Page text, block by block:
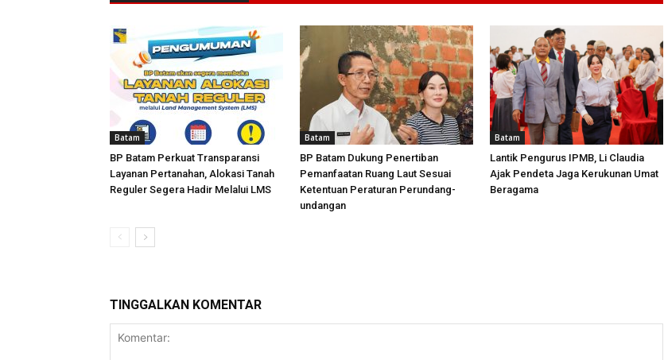
Batam
BP Batam Perkuat Transparansi
Layanan Pertanahan, Alokasi Tanah
Reguler Segera Hadir Melalui LMS
Batam
BP Batam Dukung Penertiban
Pemanfaatan Ruang Laut Sesuai
Ketentuan Peraturan Perundang-
undangan
Batam
Lantik Pengurus IPMB, Li Claudia
Ajak Pendeta Jaga Kerukunan Umat
Beragama
TINGGALKAN KOMENTAR